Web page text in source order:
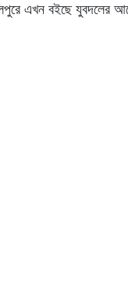
এখন বইছে যুবদলের